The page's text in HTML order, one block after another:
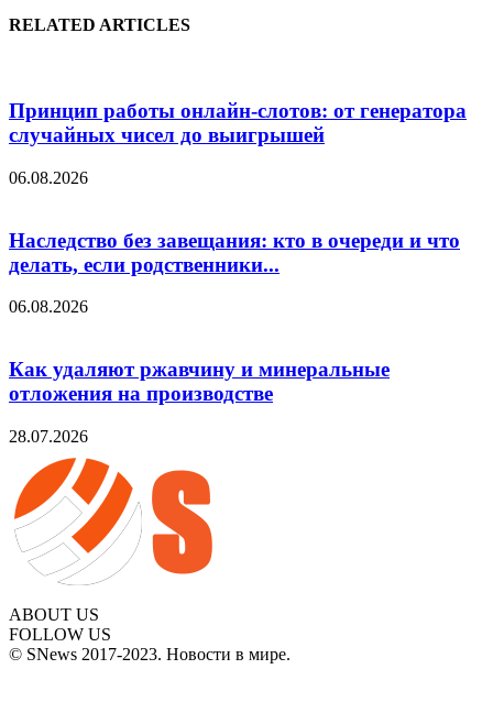
RELATED ARTICLES
Принцип работы онлайн-слотов: от генератора
случайных чисел до выигрышей
06.08.2026
Наследство без завещания: кто в очереди и что
делать, если родственники...
06.08.2026
Как удаляют ржавчину и минеральные
отложения на производстве
28.07.2026
ABOUT US
FOLLOW US
© SNews 2017-2023. Новости в мире.